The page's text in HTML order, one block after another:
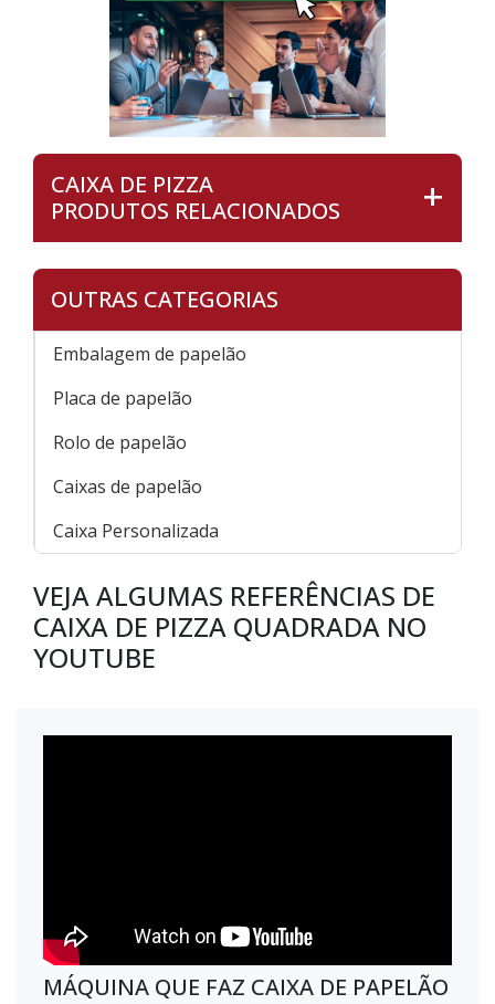
CAIXA DE PIZZA
PRODUTOS RELACIONADOS
OUTRAS CATEGORIAS
Embalagem de papelão
Placa de papelão
Rolo de papelão
Caixas de papelão
Caixa Personalizada
VEJA ALGUMAS REFERÊNCIAS DE
CAIXA DE PIZZA QUADRADA NO
YOUTUBE
MÁQUINA QUE FAZ CAIXA DE PAPELÃO